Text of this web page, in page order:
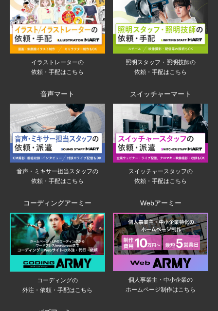
イラストレーターの
依頼・手配はこちら
照明スタッフ・照明技師の
依頼・手配はこちら
音声マート
音声・ミキサー担当スタッフの
依頼・手配はこちら
スイッチャーマート
スイッチャースタッフの
依頼・手配はこちら
コーディングアーミー
コーディングの
外注・依頼・手配はこちら
Webアーミー
個人事業主・中小企業の
ホームページ制作はこちら